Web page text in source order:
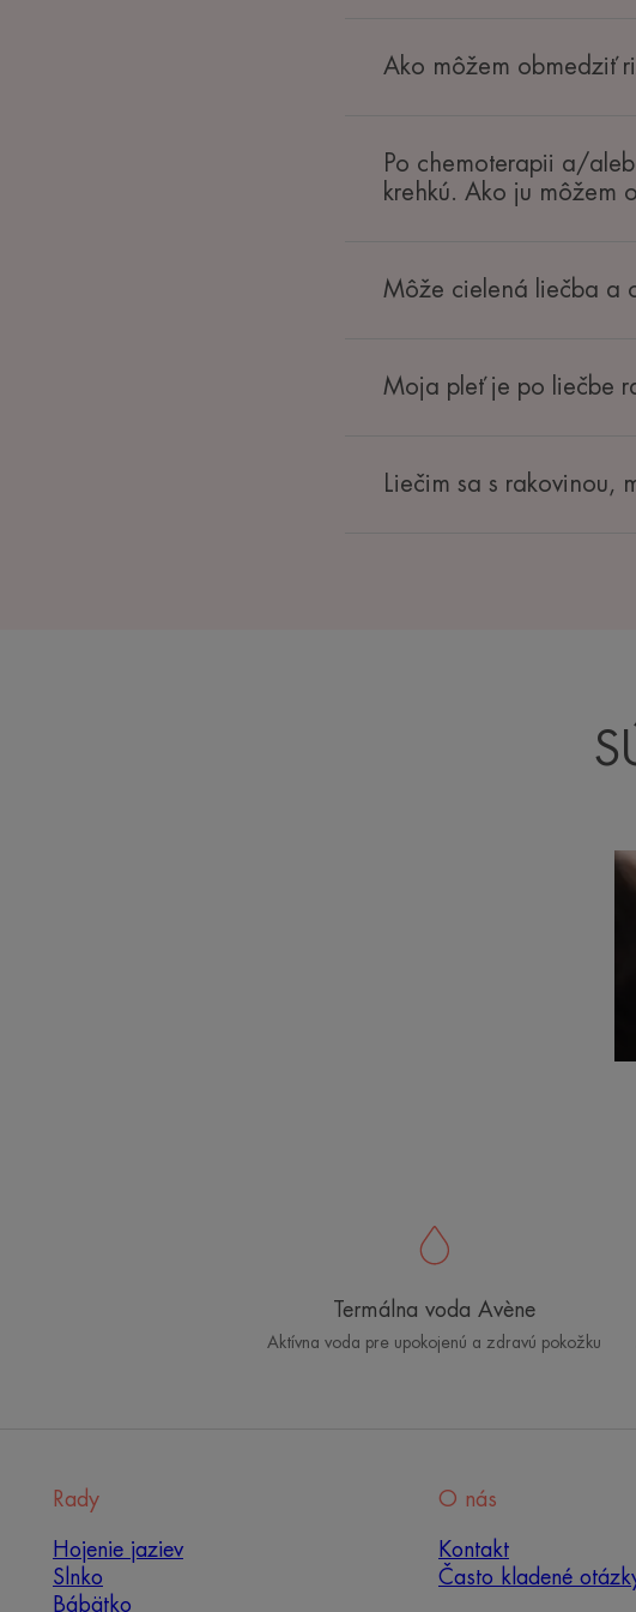
Ako môžem obmedziť
Po chemoterapii a/
krehkú. Ako ju môžem
Môže cielená liečba a
Moja pleť je po liečbe
Liečim sa s rakovinou,
Termálna voda Avène
Aktívna voda pre upokojenú a zdravú pokožku
Rady
Hojenie jaziev
Slnko
Bábätko
O nás
Kontakt
Často kladené